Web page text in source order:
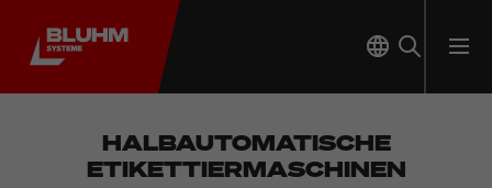
HALBAUTOMATISCHE
ETIKETTIERMASCHINEN